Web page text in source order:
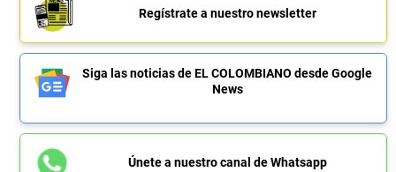
Regístrate a nuestro newsletter
Siga las noticias de EL COLOMBIANO desde Google
News
Únete a nuestro canal de Whatsapp